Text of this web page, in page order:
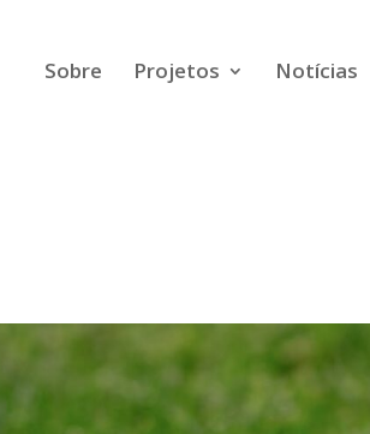
Sobre Projetos Notícias